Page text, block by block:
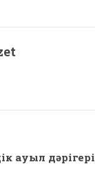
ауыл дәрігері